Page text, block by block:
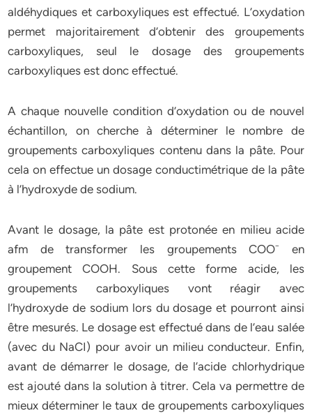
aldéhydiques et carboxyliques est effectué. L’oxydation
permet majoritairement d’obtenir des groupements
carboxyliques, seul le dosage des groupements
carboxyliques est donc effectué.
A chaque nouvelle condition d’oxydation ou de nouvel
échantillon, on cherche à déterminer le nombre de
groupements carboxyliques contenu dans la pâte. Pour
cela on effectue un dosage conductimétrique de la pâte
à l’hydroxyde de sodium.
Avant le dosage, la pâte est protonée en milieu acide
afm de transformer les groupements COO⁻ en
groupement COOH. Sous cette forme acide, les
groupements carboxyliques vont réagir avec
l’hydroxyde de sodium lors du dosage et pourront ainsi
être mesurés. Le dosage est effectué dans de l’eau salée
(avec du NaCI) pour avoir un milieu conducteur. Enfin,
avant de démarrer le dosage, de l’acide chlorhydrique
est ajouté dans la solution à titrer. Cela va permettre de
mieux déterminer le taux de groupements carboxyliques